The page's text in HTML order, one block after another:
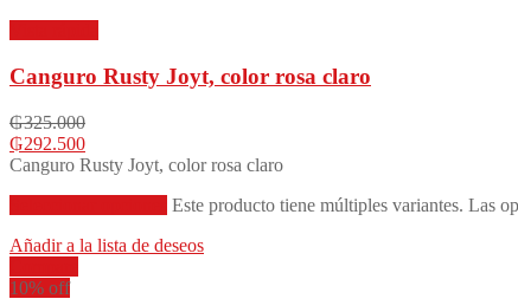
Canguro Rusty Joyt, color rosa claro
₲325.000
₲292.500
Canguro Rusty Joyt, color rosa claro
Este producto tiene múltiples variantes. Las
Añadir a la lista de deseos
10% off